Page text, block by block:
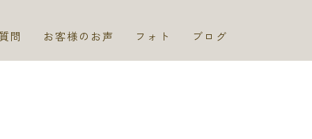
問 お客様のお声 フォト ブログ